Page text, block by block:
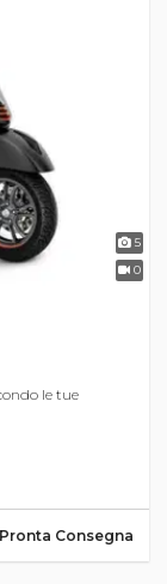
5
0
le tue
Pronta Consegna